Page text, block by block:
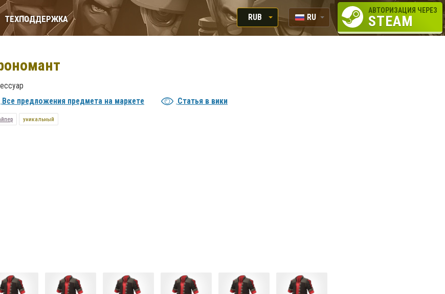
ТЕХПОДДЕРЖКА
RUB
RUB
RU
EN
АВТОРИЗАЦИЯ ЧЕРЕЗ
STEAM
Все предложения предмета на маркете
Статья в вики
уникальный